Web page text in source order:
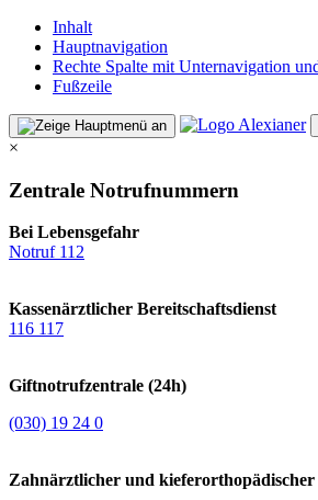
Inhalt
Hauptnavigation
Rechte Spalte mit Unternavigation
Fußzeile
×
Zentrale Notrufnummern
Bei Lebensgefahr
Notruf 112
Kassenärztlicher Bereitschaftsdienst
116 117
Giftnotrufzentrale (24h)
(030) 19 24 0
Zahnärztlicher und kieferorthopädischer